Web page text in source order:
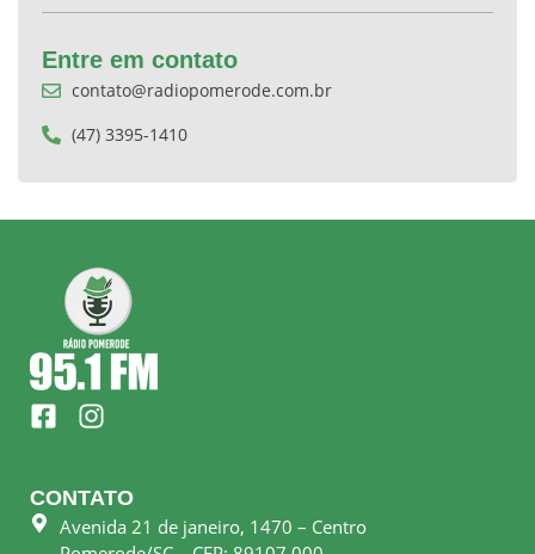
Entre em contato
contato@radiopomerode.com.br
(47) 3395-1410
F
a
e
b
o
I
n
t
a
g
CONTATO
Avenida 21 de janeiro, 1470 – Centro